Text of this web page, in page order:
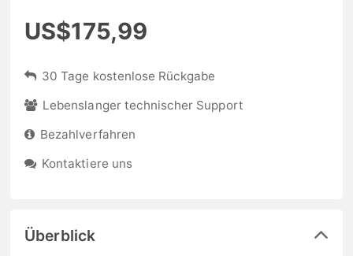
US$175,99
30 Tage kostenlose Rückgabe
Lebenslanger technischer Support
Bezahlverfahren
Kontaktiere uns
Überblick